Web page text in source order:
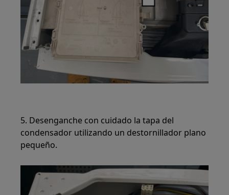
5. Desenganche con cuidado la tapa del
condensador utilizando un destornillador plano
pequeño.